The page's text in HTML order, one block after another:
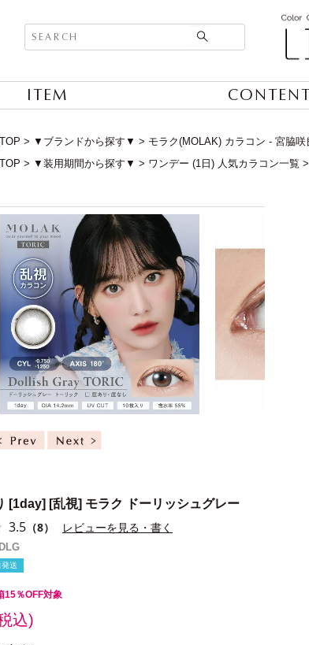
ITEM
▼ブランドから探す▼ モラク(MOLAK) カラコン - 宮脇咲
▼装用期間から探す▼ ワンデー (1日) 人気カラコン一覧
[1day] [乱視] モラク ドーリッシュグレー
3.5 （8） レビューを見る・書く
発送
15％OFF対象
込